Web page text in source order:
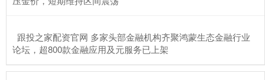
​跟投之家配资官网 多家头部金融机构齐聚鸿蒙生态金融行业
论坛，超800款金融应用及元服务已上架